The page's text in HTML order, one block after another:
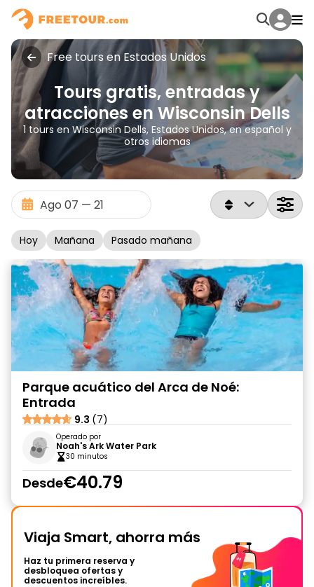
Free tours en Estados Unidos
Tours gratis, entradas y
atracciones en Wisconsin Dells
1 tours en Wisconsin Dells, Estados Unidos, en español y
otros idiomas
Hoy Mañana Pasado mañana
Parque acuático del Arca de Noé:
Entrada
9.3 (7)
Operado por
Noah's Ark Water Park
30 minutos
Desde€40.79
Viaja Smart, ahorra más
Haz tu primera reserva y
desbloquea ofertas y
descuentos increíbles.